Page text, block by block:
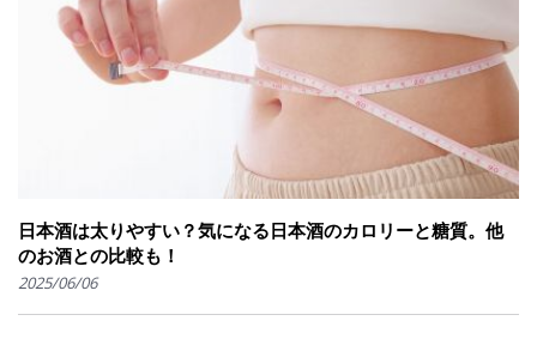
日本酒は太りやすい？気になる日本酒のカロリーと糖質。他
のお酒との比較も！
2025/06/06